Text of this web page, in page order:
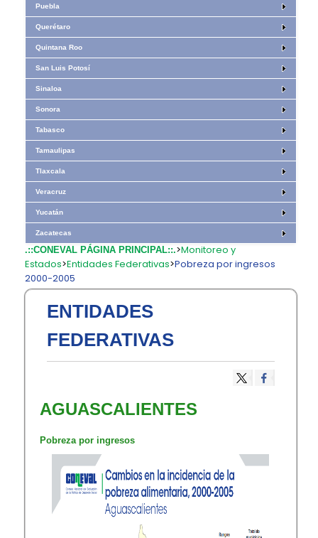
Puebla
Querétaro
Quintana Roo
San Luis Potosí
Sinaloa
Sonora
Tabasco
Tamaulipas
Tlaxcala
Veracruz
Yucatán
Zacatecas
.::CONEVAL PÁGINA PRINCIPAL::.>Monitoreo y
Estados>Entidades Federativas>Pobreza por ingresos
2000-2005
ENTIDADES
FEDERATIVAS
AGUASCALIENTES
Pobreza por ingresos